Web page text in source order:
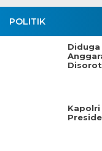
POLITIK
Diduga
Disorot
Kapolri